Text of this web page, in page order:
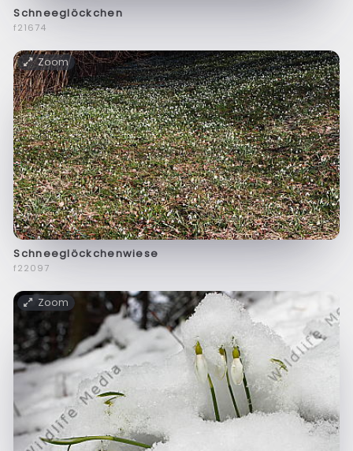
Schneeglöckchen
f21674
Zoom
Schneeglöckchenwiese
f22097
Zoom